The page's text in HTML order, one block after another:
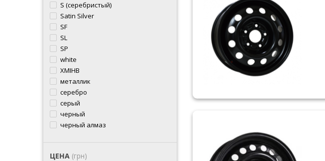
S (серебристый)
Satin Silver
SF
SL
SP
white
XMIHB
металлик
серебро
серый
черный
черный алмаз
ЦЕНА (грн)